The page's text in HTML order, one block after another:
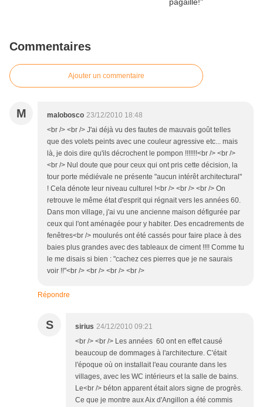
Commentaires
Ajouter un commentaire
M malobosco 23/12/2010 18:48
<br /> <br /> J'ai déjà vu des fautes de mauvais goût telles
que des volets peints avec une couleur agressive etc... mais
là, je dois dire qu'ils décrochent le pompon !!!!!!!<br /> <br />
<br /> Nul doute que pour ceux qui ont pris cette décision, la
tour porte médiévale ne présente "aucun intérêt architectural"
! Cela dénote leur niveau culturel !<br /> <br /> <br /> On
retrouve le même état d'esprit qui régnait vers les années 60.
Dans mon village, j'ai vu une ancienne maison défigurée par
ceux qui l'ont aménagée pour y habiter. Des encadrements de
fenêtres<br /> moulurés ont été cassés pour faire place à des
baies plus grandes avec des tableaux de ciment !!!! Comme tu
le me disais si bien : "cachez ces pierres que je ne saurais
voir !!"<br /> <br /> <br /> <br />
Répondre
S sirius 24/12/2010 09:21
<br /> <br /> Les années 60 ont en effet causé
beaucoup de dommages à l'architecture. C'était
l'époque où on installait l'eau courante dans les
villages, avec les WC intérieurs et la salle de bains.
Le<br /> béton apparent était alors signe de progrès.
Ce que je montre aux Aix d'Angillon a été commis